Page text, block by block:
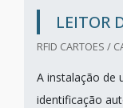
LEITOR
RFID CARTOES /
A instalação de
identificação